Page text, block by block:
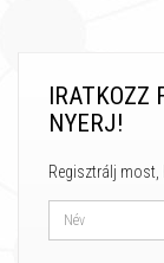
IRATKOZZ
NYERJ!
Regisztrálj most,